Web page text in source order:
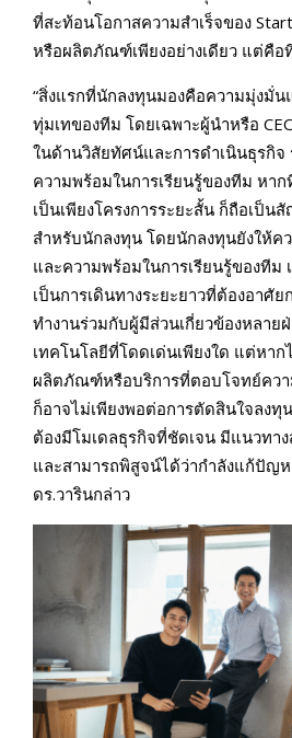
ที่สะท้อนโอกาสความสำเร็จของ
หรือผลิตภัณฑ์เพียงอย่างเดียว แต่คือ
“สิ่งแรกที่นักลงทุนมองคือความมุ่งมั่
ทุ่มเทของทีม โดยเฉพาะผู้นำหรือ
ในด้านวิสัยทัศน์และการดำเนินธุรกิ
ความพร้อมในการเรียนรู้ของทีม หา
เป็นเพียงโครงการระยะสั้น ก็ถือเป็
สำหรับนักลงทุน โดยนักลงทุนยังให้
และความพร้อมในการเรียนรู้ของทีม
เป็นการเดินทางระยะยาวที่ต้องอาศั
ทำงานร่วมกับผู้มีส่วนเกี่ยวข้องหลา
เทคโนโลยีที่โดดเด่นเพียงใด แต่หา
ผลิตภัณฑ์หรือบริการที่ตอบโจทย์ควา
ก็อาจไม่เพียงพอต่อการตัดสินใจลงทุ
ต้องมีโมเดลธุรกิจที่ชัดเจน มีแนวทา
และสามารถพิสูจน์ได้ว่ากำลังแก้ปัญห
ดร.วารินกล่าว